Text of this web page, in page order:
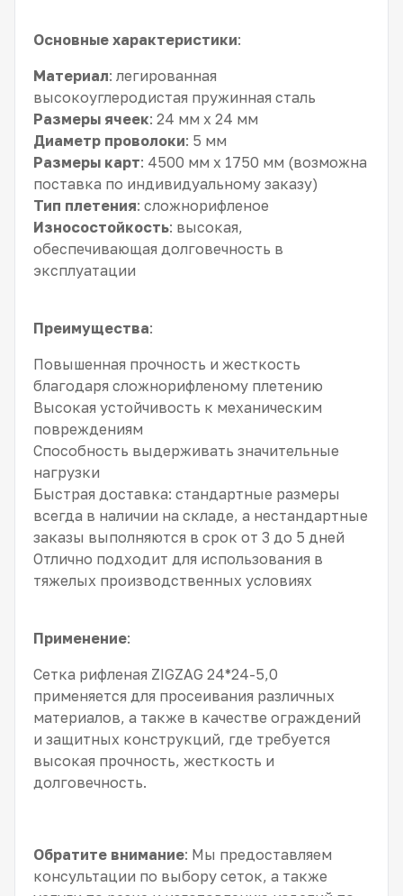
Основные характеристики:
Материал: легированная
высокоуглеродистая пружинная сталь
Размеры ячеек: 24 мм x 24 мм
Диаметр проволоки: 5 мм
Размеры карт: 4500 мм x 1750 мм (возможна
поставка по индивидуальному заказу)
Тип плетения: сложнорифленое
Износостойкость: высокая,
обеспечивающая долговечность в
эксплуатации
Преимущества:
Повышенная прочность и жесткость
благодаря сложнорифленому плетению
Высокая устойчивость к механическим
повреждениям
Способность выдерживать значительные
нагрузки
Быстрая доставка: стандартные размеры
всегда в наличии на складе, а нестандартные
заказы выполняются в срок от 3 до 5 дней
Отлично подходит для использования в
тяжелых производственных условиях
Применение:
Сетка рифленая ZIGZAG 24*24-5,0
применяется для просеивания различных
материалов, а также в качестве ограждений
и защитных конструкций, где требуется
высокая прочность, жесткость и
долговечность.
Обратите внимание: Мы предоставляем
консультации по выбору сеток, а также